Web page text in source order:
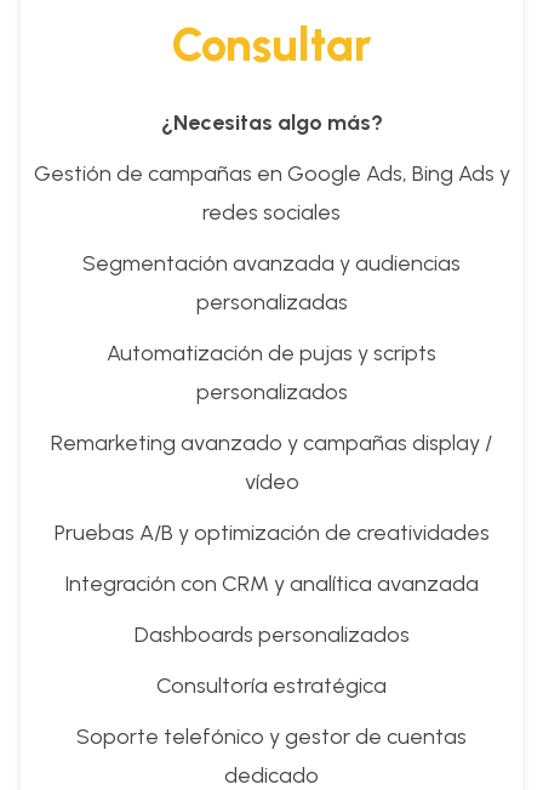
Consultar
¿Necesitas algo más?
Gestión de campañas en Google Ads, Bing Ads y
redes sociales
Segmentación avanzada y audiencias
personalizadas
Automatización de pujas y scripts
personalizados
Remarketing avanzado y campañas display /
vídeo
Pruebas A/B y optimización de creatividades
Integración con CRM y analítica avanzada
Dashboards personalizados
Consultoría estratégica
Soporte telefónico y gestor de cuentas
dedicado